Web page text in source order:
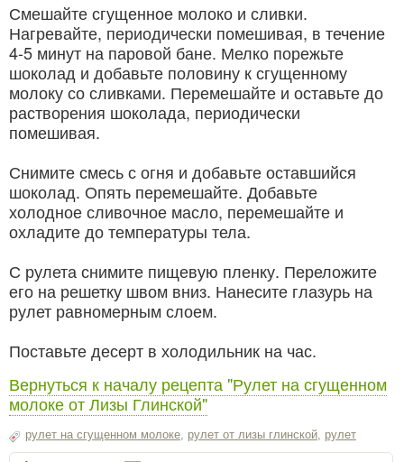
Смешайте сгущенное молоко и сливки.
Нагревайте, периодически помешивая, в течение
4-5 минут на паровой бане. Мелко порежьте
шоколад и добавьте половину к сгущенному
молоку со сливками. Перемешайте и оставьте до
растворения шоколада, периодически
помешивая.
Снимите смесь с огня и добавьте оставшийся
шоколад. Опять перемешайте. Добавьте
холодное сливочное масло, перемешайте и
охладите до температуры тела.
С рулета снимите пищевую пленку. Переложите
его на решетку швом вниз. Нанесите глазурь на
рулет равномерным слоем.
Поставьте десерт в холодильник на час.
Вернуться к началу рецепта "Рулет на сгущенном
молоке от Лизы Глинской"
рулет на сгущенном молоке, рулет от лизы глинской, рулет